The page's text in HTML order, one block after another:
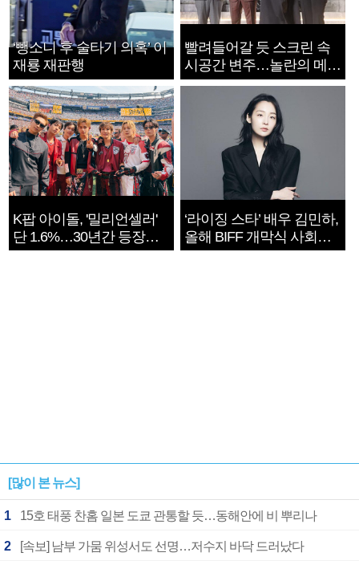
‘뺑소니 후 술타기 의혹’ 이
재룡 재판행
빨려들어갈 듯 스크린 속
시공간 변주…놀란의 메시
지는 ‘전쟁 속죄’
K팝 아이돌, '밀리언셀러'
단 1.6%…30년간 등장
1182개팀 전수조사
‘라이징 스타’ 배우 김민하,
올해 BIFF 개막식 사회자
확정
[많이 본 뉴스]
1 15호 태풍 찬홈 일본 도쿄 관통할 듯…동해안에 비 뿌리나
2 [속보] 남부 가뭄 위성서도 선명…저수지 바닥 드러났다